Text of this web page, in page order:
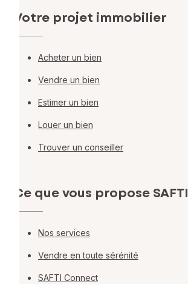
Votre projet immobilier
Acheter un bien
Vendre un bien
Estimer un bien
Louer un bien
Trouver un conseiller
Ce que vous propose SAFTI
Nos services
Vendre en toute sérénité
SAFTI Connect